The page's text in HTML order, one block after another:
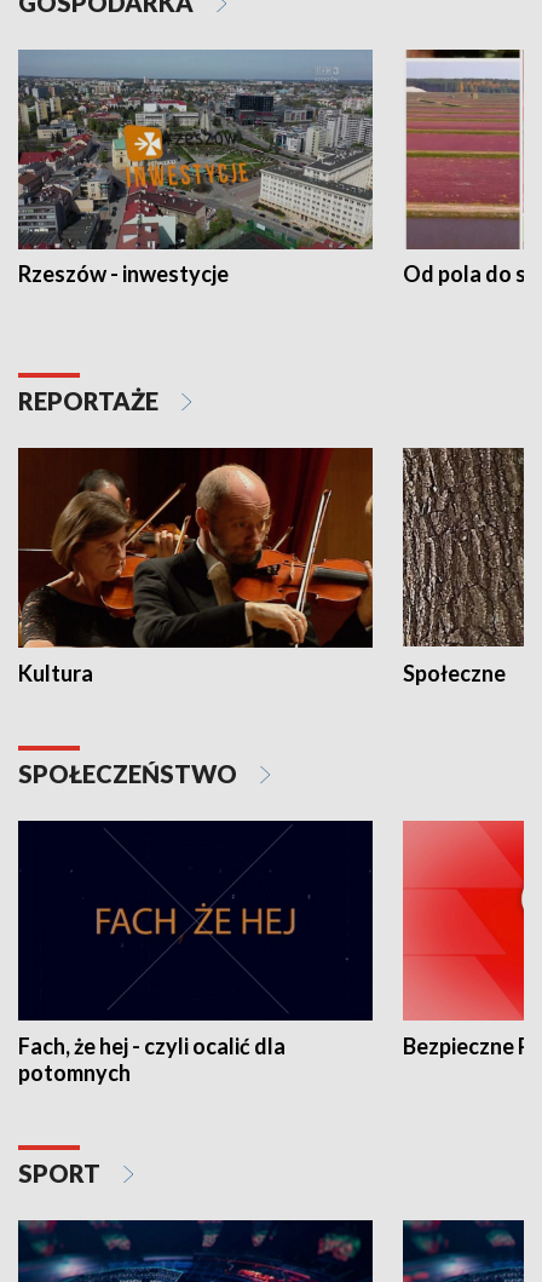
Rzeszów - inwestycje Od pola do
REPORTAŻE
Kultura Społeczne
SPOŁECZEŃSTWO
Fach, że hej - czyli ocalić dla
potomnych
Bezpieczne
SPORT